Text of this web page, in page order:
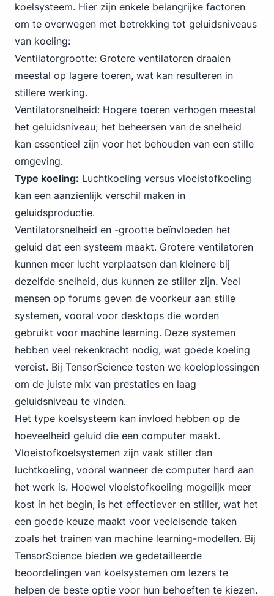
koelsysteem. Hier zijn enkele belangrijke factoren
om te overwegen met betrekking tot geluidsniveaus
van koeling:
Ventilatorgrootte: Grotere ventilatoren draaien
meestal op lagere toeren, wat kan resulteren in
stillere werking.
Ventilatorsnelheid: Hogere toeren verhogen meestal
het geluidsniveau; het beheersen van de snelheid
kan essentieel zijn voor het behouden van een stille
omgeving.
Type koeling: Luchtkoeling versus vloeistofkoeling
kan een aanzienlijk verschil maken in
geluidsproductie.
Ventilatorsnelheid en -grootte beïnvloeden het
geluid dat een systeem maakt. Grotere ventilatoren
kunnen meer lucht verplaatsen dan kleinere bij
dezelfde snelheid, dus kunnen ze stiller zijn. Veel
mensen op forums geven de voorkeur aan stille
systemen, vooral voor desktops die worden
gebruikt voor machine learning. Deze systemen
hebben veel rekenkracht nodig, wat goede koeling
vereist. Bij TensorScience testen we koeloplossingen
om de juiste mix van prestaties en laag
geluidsniveau te vinden.
Het type koelsysteem kan invloed hebben op de
hoeveelheid geluid die een computer maakt.
Vloeistofkoelsystemen zijn vaak stiller dan
luchtkoeling, vooral wanneer de computer hard aan
het werk is. Hoewel vloeistofkoeling mogelijk meer
kost in het begin, is het effectiever en stiller, wat het
een goede keuze maakt voor veeleisende taken
zoals het trainen van machine learning-modellen. Bij
TensorScience bieden we gedetailleerde
beoordelingen van koelsystemen om lezers te
helpen de beste optie voor hun behoeften te kiezen.